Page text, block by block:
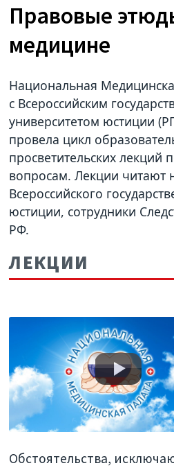
Правовые
медицине
Национальная
с Всероссийским
университетом юстиции
провела цикл
просветительских лекций
вопросам. Лекции читают
Всероссийского
юстиции, сотрудники
РФ.
ЛЕКЦИИ
Обстоятельства,